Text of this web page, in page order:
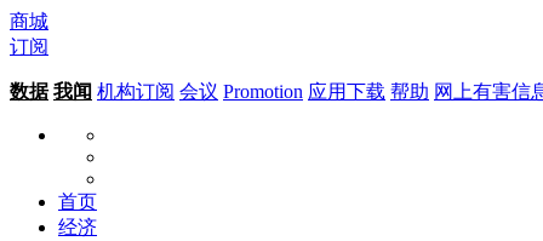
商城
订阅
数据 我闻 机构订阅 会议 Promotion 应用下载 帮助 网上有害信
首页
经济